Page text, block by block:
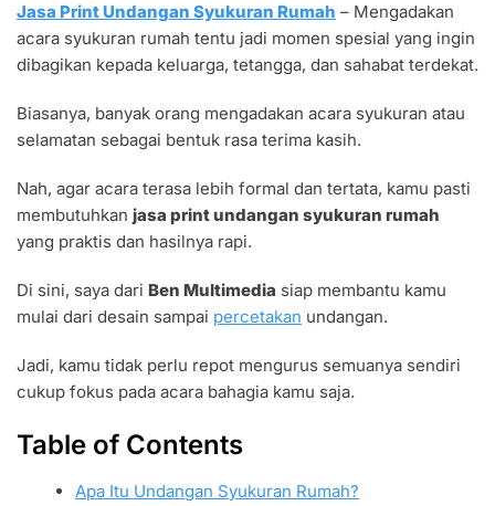
UNDANGAN
SYUKURAN
RUMAH
DESAIN
Jasa Print Undangan Syukuran Rumah – Mengadakan
acara syukuran rumah tentu jadi momen spesial yang ingin
dibagikan kepada keluarga, tetangga, dan sahabat terdekat.
Biasanya, banyak orang mengadakan acara syukuran atau
selamatan sebagai bentuk rasa terima kasih.
Nah, agar acara terasa lebih formal dan tertata, kamu pasti
membutuhkan jasa print undangan syukuran rumah
yang praktis dan hasilnya rapi.
Di sini, saya dari Ben Multimedia siap membantu kamu
mulai dari desain sampai percetakan undangan.
Jadi, kamu tidak perlu repot mengurus semuanya sendiri
cukup fokus pada acara bahagia kamu saja.
Table of Contents
Apa Itu Undangan Syukuran Rumah?